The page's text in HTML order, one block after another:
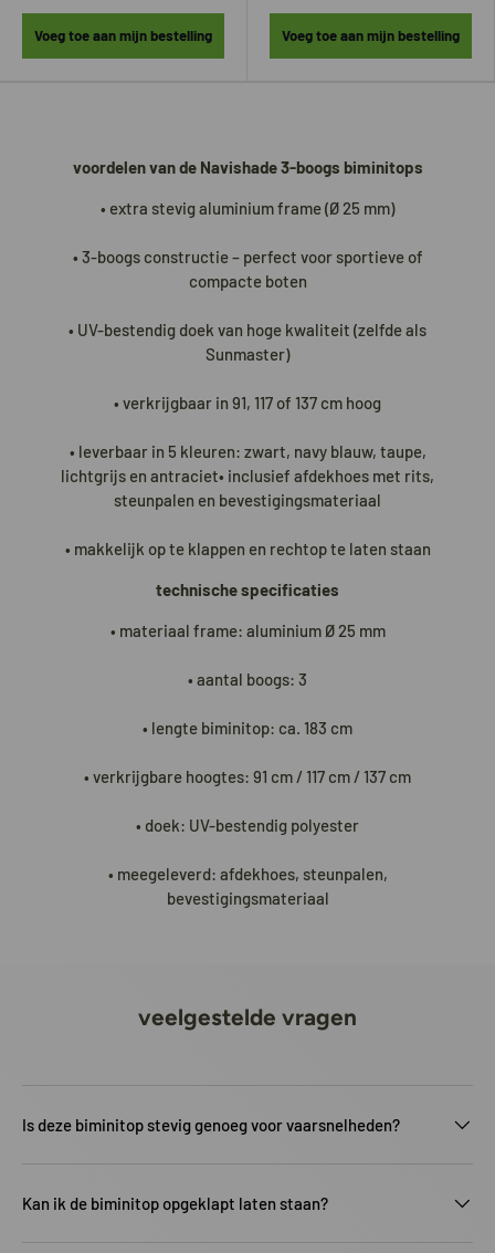
Voeg toe aan mijn bestelling Voeg toe aan mijn bestelling
voordelen van de Navishade 3-boogs biminitops
• extra stevig aluminium frame (Ø 25 mm)
• 3-boogs constructie – perfect voor sportieve of
compacte boten
• UV-bestendig doek van hoge kwaliteit (zelfde als
Sunmaster)
• verkrijgbaar in 91, 117 of 137 cm hoog
• leverbaar in 5 kleuren: zwart, navy blauw, taupe,
lichtgrijs en antraciet• inclusief afdekhoes met rits,
steunpalen en bevestigingsmateriaal
• makkelijk op te klappen en rechtop te laten staan
technische specificaties
• materiaal frame: aluminium Ø 25 mm
• aantal boogs: 3
• lengte biminitop: ca. 183 cm
• verkrijgbare hoogtes: 91 cm / 117 cm / 137 cm
• doek: UV-bestendig polyester
• meegeleverd: afdekhoes, steunpalen,
bevestigingsmateriaal
veelgestelde vragen
Is deze biminitop stevig genoeg voor vaarsnelheden?
Kan ik de biminitop opgeklapt laten staan?